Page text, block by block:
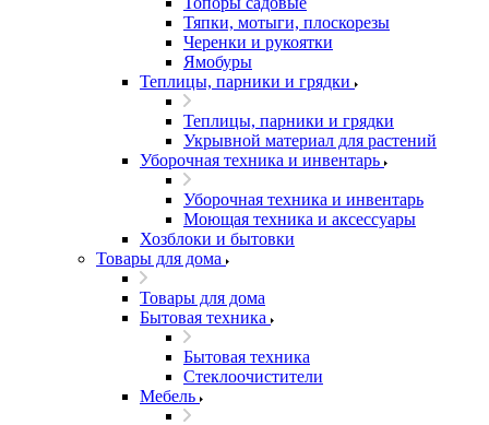
Тяпки, мотыги, плоскорезы
Черенки и рукоятки
Ямобуры
Теплицы, парники и грядки
Теплицы, парники и грядки
Укрывной материал для растений
Уборочная техника и инвентарь
Уборочная техника и инвентарь
Моющая техника и аксессуары
Хозблоки и бытовки
Товары для дома
Товары для дома
Бытовая техника
Бытовая техника
Стеклоочистители
Мебель